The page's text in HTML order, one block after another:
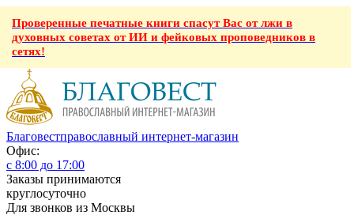
Проверенные печатные книги спасут Вас от лжи в
духовных советах от ИИ и фейковых проповедников в
сетях!
Благовестправославный интернет-магазин
Офис:
с 8:00 до 17:00
Заказы принимаются
круглосуточно
Для звонков из Москвы